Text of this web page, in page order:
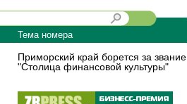
Тема номера
Приморский край борется за звание
"Столица финансовой культуры"